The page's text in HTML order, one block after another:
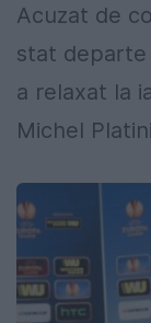
Acuzat de
stat
a relaxat la
Michel